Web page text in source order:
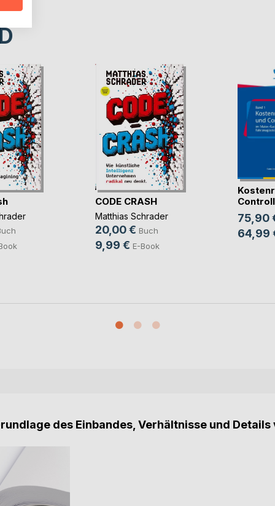
CODE CRASH
Matthias Schrader
20,00 € Buch
9,99 € E-Book
75,90
64,99
des Einbandes, Verhältnisse und